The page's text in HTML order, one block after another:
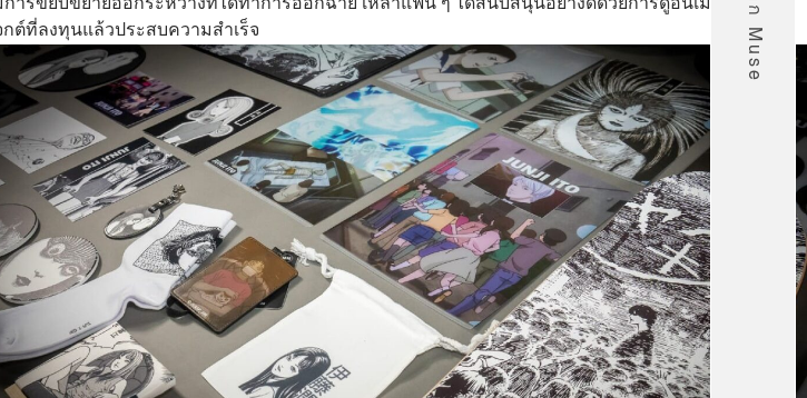
รขยับขยายออกระหว่างที่ได้ทำการออกฉาย เหล่าแฟน ๆ ได้สนับสนุนอย่างดีด้วยการดูอนิเมะแบบเป็น
ต์ที่ลงทุนแล้วประสบความสำเร็จ